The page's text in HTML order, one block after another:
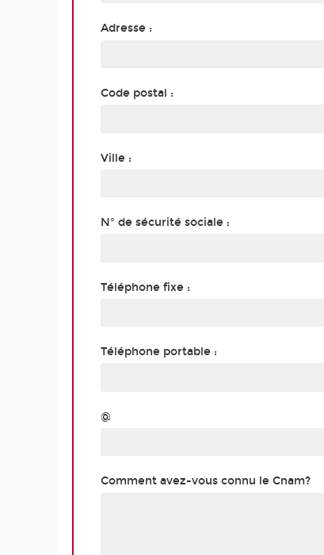
Adresse :
Code postal :
Ville :
N° de sécurité sociale :
Téléphone fixe :
Téléphone portable :
@
Comment avez-vous connu le Cnam?